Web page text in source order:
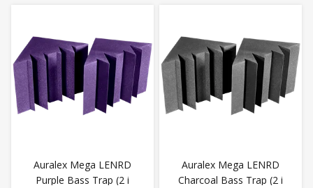
Auralex Mega LENRD
Purple Bass Trap (2 i
Auralex Mega LENRD
Charcoal Bass Trap (2 i